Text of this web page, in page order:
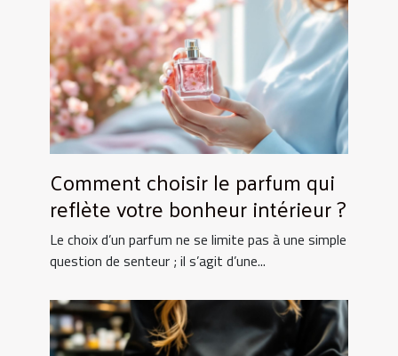
Comment choisir le parfum qui
reflète votre bonheur intérieur ?
Le choix d’un parfum ne se limite pas à une simple
question de senteur ; il s’agit d’une...